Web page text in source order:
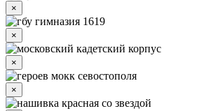
×
×
×
×